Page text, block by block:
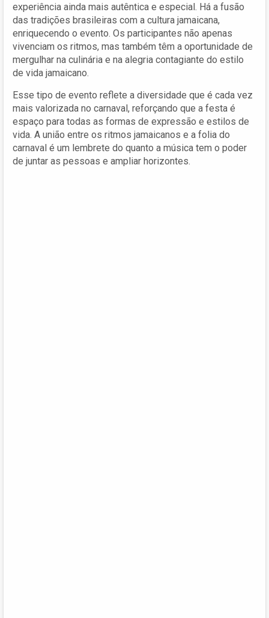
experiência ainda mais autêntica e especial. Há a fusão
das tradições brasileiras com a cultura jamaicana,
enriquecendo o evento. Os participantes não apenas
vivenciam os ritmos, mas também têm a oportunidade de
mergulhar na culinária e na alegria contagiante do estilo
de vida jamaicano.
Esse tipo de evento reflete a diversidade que é cada vez
mais valorizada no carnaval, reforçando que a festa é
espaço para todas as formas de expressão e estilos de
vida. A união entre os ritmos jamaicanos e a folia do
carnaval é um lembrete do quanto a música tem o poder
de juntar as pessoas e ampliar horizontes.